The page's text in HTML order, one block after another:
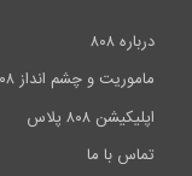
درباره ۸۰۸
ماموریت و چشم انداز ۸۰۸
اپلیکیشن ۸۰۸ پلاس
تماس با ما